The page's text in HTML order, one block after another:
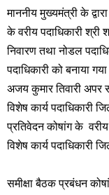
माननीय मुख्यमंत्री के
के वरीय पदाधिकारी
निवारण तथा नोडल
पदाधिकारी को बनाया
अजय कुमार तिवारी अपर
विशेष कार्य पदाधिकारी
प्रतिवेदन कोषांग के
विशेष कार्य पदाधिकारी
समीक्षा बैठक प्रबंधन